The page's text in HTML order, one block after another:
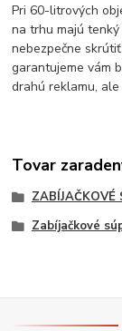
Pri 60-litrových
na trhu majú
nebezpečne
garantujeme vám
drahú reklamu,
Tovar
ZABÍJAČKOVÉ
Zabíjačkové